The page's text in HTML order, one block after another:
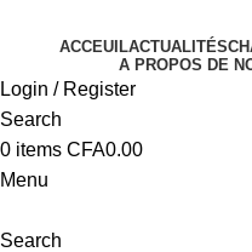
ACCEUILACTUALITÉS
A PROPOS DE
Login / Register
Search
0 items CFA0.00
Menu
Search